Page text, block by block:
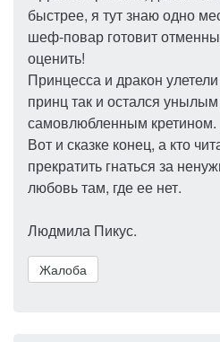
быстрее, я тут знаю одно
шеф-повар готовит
оценить!
Принцесса и дракон
принц так и остался
самовлюбленным кретином.
Вот и сказке конец, а кто
прекратить гнаться за
любовь там, где ее нет.
Людмила Пикус.
Жалоба